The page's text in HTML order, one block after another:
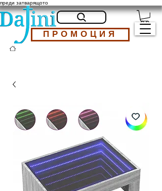
преди затварящото
ПРОМОЦИЯ